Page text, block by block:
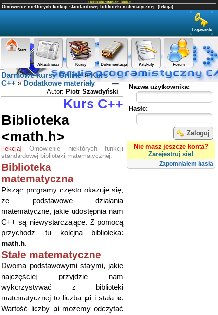
« Biblioteka <math.h>, lekcja»
Omówienie niektórych funkcji standardowej biblioteki matematycznej. (lekcja)
Logowanie
Start
Aktualności Kursy Dokumentacja Artykuły Forum
Panel użytkownika
Nazwa użytkownika:
Hasło:
Zaloguj
Nie masz jeszcze konta?
Zarejestruj się!
Zapomniałem hasła
Darmowe kursy Online»Kurs
C++ » Dodatkowe materiały
Autor: Piotr Szawdyński
Kurs C++
Biblioteka
<math.h>
[lekcja]Omówienie niektórych funkcji
standardowej biblioteki matematycznej.
Biblioteka
matematyczna
Pisząc programy często okazuje się,
że podstawowe działania
matematyczne, jakie udostępnia nam
C++ są niewystarczające. Z pomocą
przychodzi tu kolejna biblioteka:
math.h.
Stałe matematyczne
Dwoma podstawowymi stałymi, jakie
najczęściej przyjdzie nam
wykorzystywać z biblioteki
matematycznej to liczba pi i stała e.
Wartość liczby pimożemy odczytać